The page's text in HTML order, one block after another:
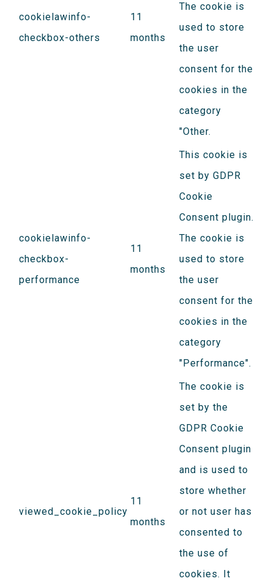
cookielawinfo-
checkbox-others
11
months
The cookie is
used to store
the user
consent for the
cookies in the
category
"Other.
cookielawinfo-
checkbox-
performance
11
months
This cookie is
set by GDPR
Cookie
Consent plugin.
The cookie is
used to store
the user
consent for the
cookies in the
category
"Performance".
viewed_cookie_policy
11
months
The cookie is
set by the
GDPR Cookie
Consent plugin
and is used to
store whether
or not user has
consented to
the use of
cookies. It